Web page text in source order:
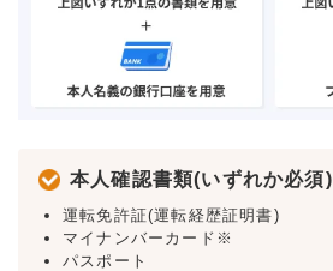
本人確認書類(いずれか必須)
運転免許証(運転経歴証明書)
マイナンバーカード※
パスポート